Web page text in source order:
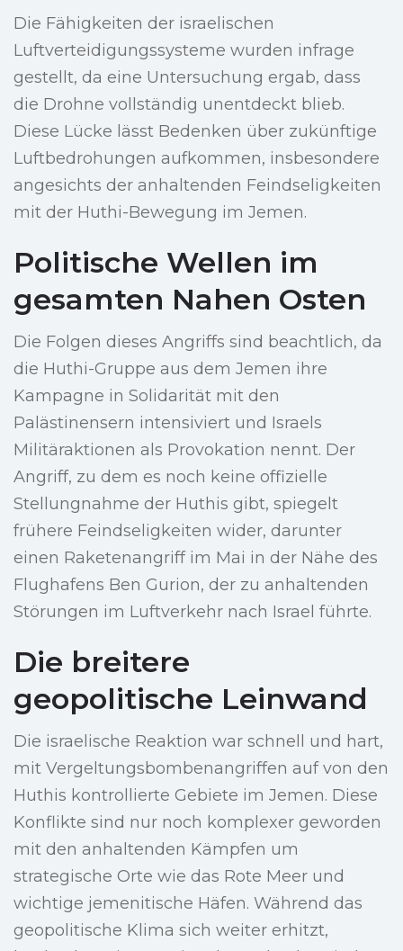
Die Fähigkeiten der israelischen
Luftverteidigungssysteme wurden infrage
gestellt, da eine Untersuchung ergab, dass
die Drohne vollständig unentdeckt blieb.
Diese Lücke lässt Bedenken über zukünftige
Luftbedrohungen aufkommen, insbesondere
angesichts der anhaltenden Feindseligkeiten
mit der Huthi-Bewegung im Jemen.
Politische Wellen im
gesamten Nahen Osten
Die Folgen dieses Angriffs sind beachtlich, da
die Huthi-Gruppe aus dem Jemen ihre
Kampagne in Solidarität mit den
Palästinensern intensiviert und Israels
Militäraktionen als Provokation nennt. Der
Angriff, zu dem es noch keine offizielle
Stellungnahme der Huthis gibt, spiegelt
frühere Feindseligkeiten wider, darunter
einen Raketenangriff im Mai in der Nähe des
Flughafens Ben Gurion, der zu anhaltenden
Störungen im Luftverkehr nach Israel führte.
Die breitere
geopolitische Leinwand
Die israelische Reaktion war schnell und hart,
mit Vergeltungsbombenangriffen auf von den
Huthis kontrollierte Gebiete im Jemen. Diese
Konflikte sind nur noch komplexer geworden
mit den anhaltenden Kämpfen um
strategische Orte wie das Rote Meer und
wichtige jemenitische Häfen. Während das
geopolitische Klima sich weiter erhitzt,